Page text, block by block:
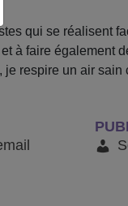
qui se réalisent
à faire également
je respire un air